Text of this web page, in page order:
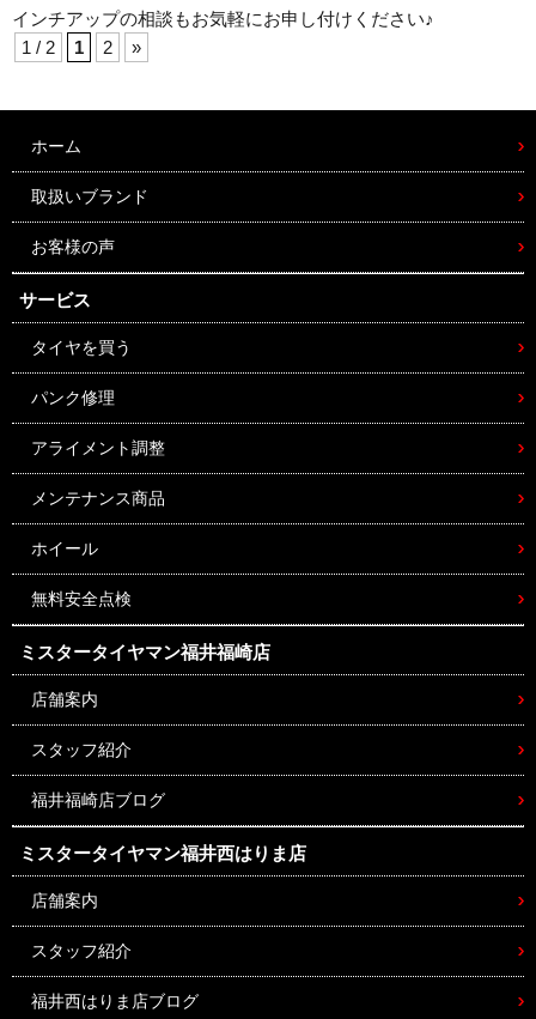
インチアップの相談もお気軽にお申し付けください♪
1 / 2
1 2 »
ホーム
取扱いブランド
お客様の声
サービス
タイヤを買う
パンク修理
アライメント調整
メンテナンス商品
ホイール
無料安全点検
ミスタータイヤマン福井福崎店
店舗案内
スタッフ紹介
福井福崎店ブログ
ミスタータイヤマン福井西はりま店
店舗案内
スタッフ紹介
福井西はりま店ブログ